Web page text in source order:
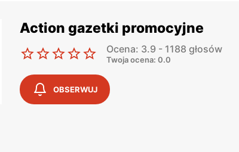
Action gazetki promocyjne
Ocena: 3.9 - 1188 głosów
Twoja ocena: 0.0
OBSERWUJ